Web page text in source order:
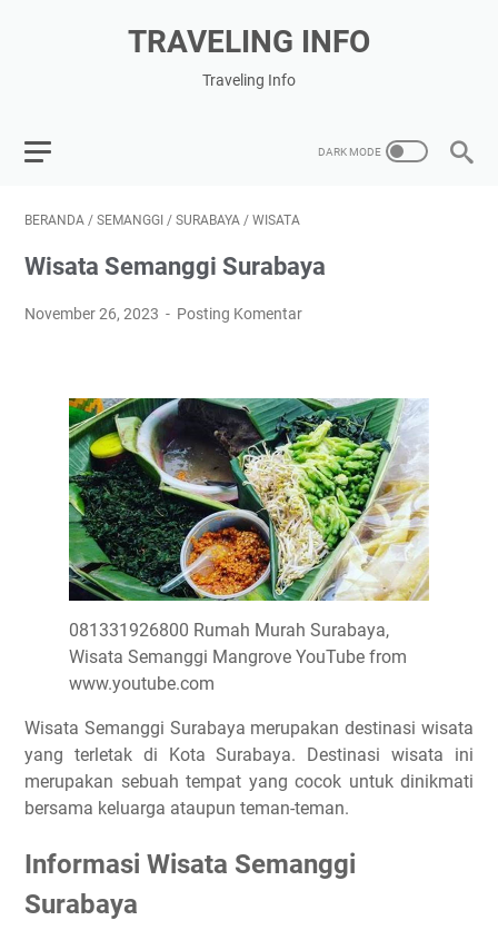
TRAVELING INFO
Traveling Info
BERANDA / SEMANGGI / SURABAYA / WISATA
Wisata Semanggi Surabaya
November 26, 2023 Posting Komentar
081331926800 Rumah Murah Surabaya,
Wisata Semanggi Mangrove YouTube from
www.youtube.com
Wisata Semanggi Surabaya merupakan destinasi wisata
yang terletak di Kota Surabaya. Destinasi wisata ini
merupakan sebuah tempat yang cocok untuk dinikmati
bersama keluarga ataupun teman-teman.
Informasi Wisata Semanggi
Surabaya